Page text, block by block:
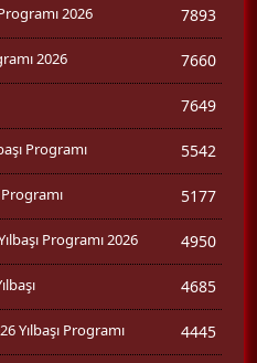
2026 7893
2026 7660
7649
Programı 5542
5177
Programı 2026 4950
4685
Yılbaşı Programı 4445